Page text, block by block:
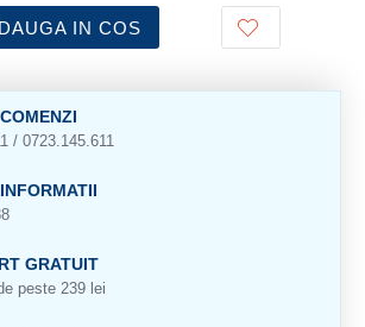
IN COS
/ 0723.145.611
GRATUIT
peste 239 lei